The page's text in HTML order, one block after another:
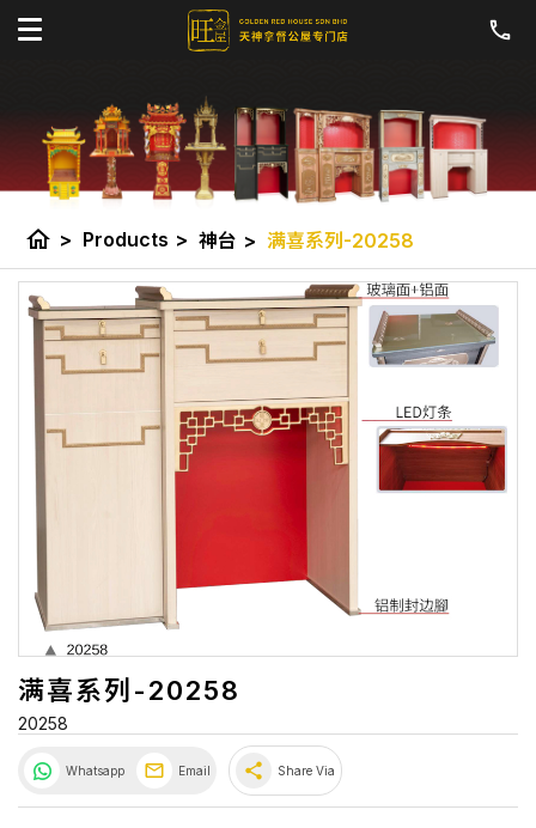
home > Products > 神台 > 满喜系列-20258
满喜系列-20258
20258
Whatsapp Email share Share Via